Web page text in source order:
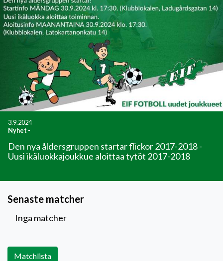
3.9.2024
Nyhet -
Den nya åldersgruppen startar flickor 2017-2018 -
Uusi ikäluokkajoukkue aloittaa tytöt 2017-2018
Senaste matcher
Inga matcher
Matchlista